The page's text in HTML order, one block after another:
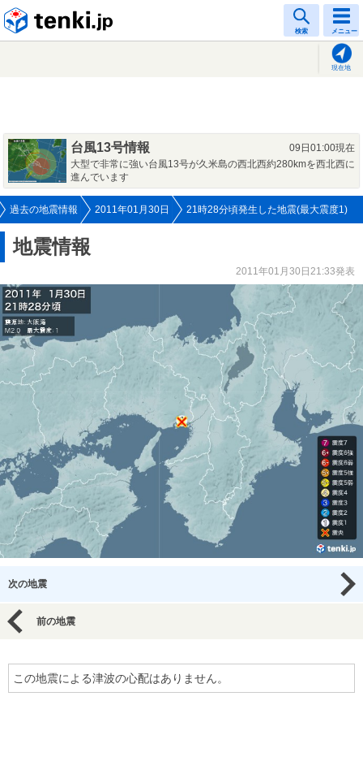
検索 メニュー
現在地
台風13号情報
09日01:00現在
大型で非常に強い台風13号が久米島の西北西約280kmを西北西に
進んでいます
過去の地震情報 2011年01月30日 21時28分頃発生した地震(最大震度1)
地震情報
2011年01月30日21:33発表
次の地震
前の地震
この地震による津波の心配はありません。